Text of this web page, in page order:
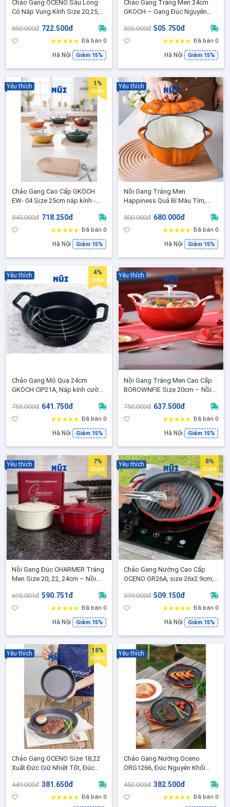
Chảo Gang OCENO Sâu Lòng
Có Nắp Vung Kính Size 20,25,
trên bếp từ được
850.000đ 722.500đ
Đã bán 0
Hà Nội Giảm 15%
Chảo Gang Tráng Men 24cm
GKOCH – Gang Đúc Nguyên
Nhiệt Lâu, EFP-08B
595.000đ 505.750đ
Đã bán 0
Hà Nội Giảm 15%
Chảo Gang Cao Cấp GKÖCH
EW- 04 Size 25cm nắp kính -
phù hợp mọi loại bếp
845.000đ 718.250đ
Đã bán 0
Hà Nội Giảm 15%
Yêu thích 1%
GIẢM
Nồi Gang Tráng Men
Happiness Quả Bí Màu Tím,
mọi loại bếp
800.000đ 680.000đ
Đã bán 0
Hà Nội Giảm 15%
Yêu thích
Chảo Gang Mỏ Quạ 24cm
GKÖCH CIP21A, Nắp kính cường
cho bếp từ/gas/hồng ngoại
755.000đ 641.750đ
Đã bán 0
Hà Nội Giảm 15%
Yêu thích 4%
GIẢM
Nồi Gang Tráng Men Cao Cấp
BOROWNFIE Size 20cm – Nồi
Được Bếp Từ
750.000đ 637.500đ
Đã bán 0
Hà Nội Giảm 15%
Yêu thích
Nồi Gang Đúc CHARMER Tráng
Men Size 20, 22, 24cm – Nồi
Nhiệt Lâu, Phù Hợp Mọi Loại
Bếp
695.001đ 590.751đ
Đã bán 0
Hà Nội Giảm 15%
Yêu thích 7%
GIẢM
Chảo Gang Nướng Cao Cấp
OCENO GR26A, size 26x2.9cm,
599.000đ 509.150đ
Đã bán 0
Hà Nội Giảm 15%
Yêu thích 8%
GIẢM
Chảo Gang OCENO Size 18,22
Xuất Đức Giữ Nhiệt Tốt, Đúc
Lò Nướng
449.000đ 381.650đ
Đã bán 0
Yêu thích 18%
GIẢM
Chảo Gang Nướng Oceno
ORG1266, Đúc Nguyên Khối
450.000đ 382.500đ
Đã bán 0
Yêu thích